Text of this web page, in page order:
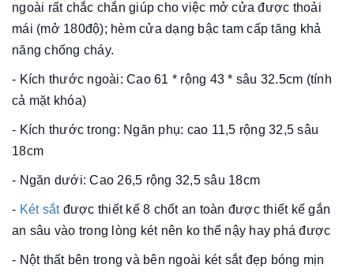
ngoài rất chắc chắn giúp cho việc mở cửa được thoải
mái (mở 180độ); hèm cửa dạng bậc tam cấp tăng khả
năng chống cháy.
- Kích thước ngoài: Cao 61 * rộng 43 * sâu 32.5cm (tính
cả mặt khóa)
- Kích thước trong: Ngăn phụ: cao 11,5 rộng 32,5 sâu
18cm
- Ngăn dưới: Cao 26,5 rộng 32,5 sâu 18cm
- Két sắtđược thiết kế 8 chốt an toàn được thiết kế gắn
an sâu vào trong lòng két nên ko thể nậy hay phá được
- Nột thất bên trong và bên ngoài két sắt đẹp bóng mịn